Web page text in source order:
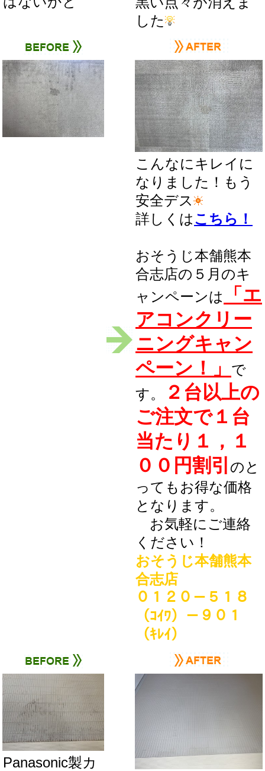
した
こんなにキレイに
なりました！もう
安全デス
詳しくはこちら！
おそうじ本舗熊本
合志店の５月のキ
ャンペーンは
「エ
アコンクリー
ニングキャン
ペーン！」
で
す。
２台以上の
ご注文で１台
当たり１，１
００円割引 のと
ってもお得な価格
となります。
お気軽にご連絡
ください！
おそうじ本舗熊本
合志店
０１２０－５１８
（ｺｲﾜ）－９０１
（ｷﾚｲ）
Panasonic製カ